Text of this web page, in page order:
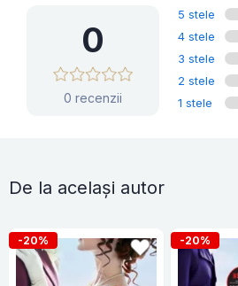
0
0 recenzii
5 stele
4 stele
3 stele
2 stele
1 stele
De la același autor
-20% -20%